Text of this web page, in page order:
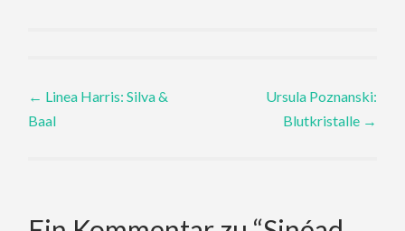
Post
← Linea Harris: Silva &
Baal
Ursula Poznanski:
Blutkristalle →